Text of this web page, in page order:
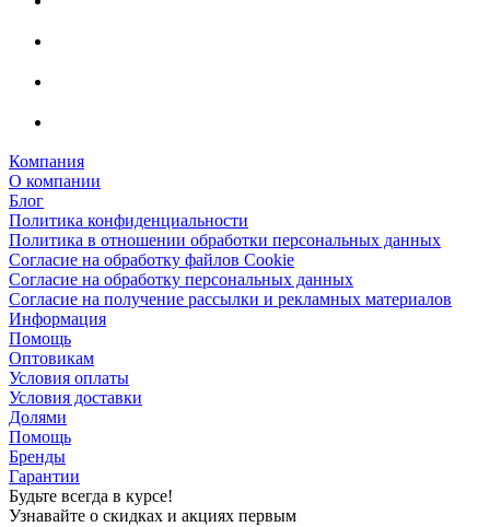
Компания
О компании
Блог
Политика конфиденциальности
Политика в отношении обработки персональных данных
Согласие на обработку файлов Cookie
Согласие на обработку персональных данных
Согласие на получение рассылки и рекламных материалов
Информация
Помощь
Оптовикам
Условия оплаты
Условия доставки
Долями
Помощь
Бренды
Гарантии
Будьте всегда в курсе!
Узнавайте о скидках и акциях первым